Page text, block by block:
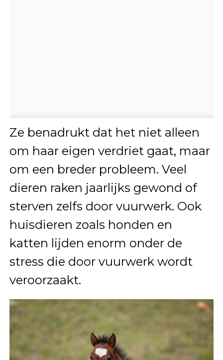
Ze benadrukt dat het niet alleen
om haar eigen verdriet gaat, maar
om een breder probleem. Veel
dieren raken jaarlijks gewond of
sterven zelfs door vuurwerk. Ook
huisdieren zoals honden en
katten lijden enorm onder de
stress die door vuurwerk wordt
veroorzaakt.